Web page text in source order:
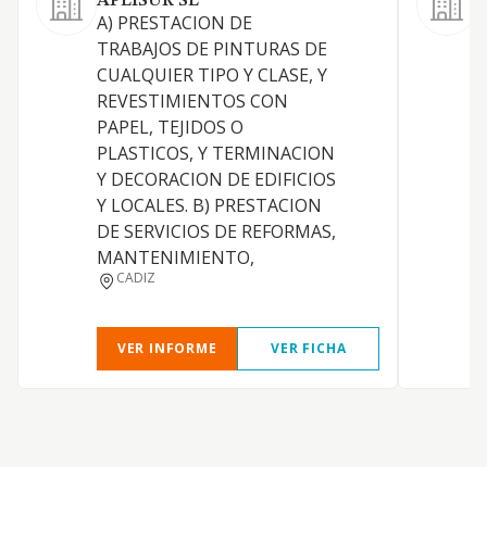
A) PRESTACION DE
TRABAJOS DE PINTURAS DE
CUALQUIER TIPO Y CLASE, Y
REVESTIMIENTOS CON
PAPEL, TEJIDOS O
PLASTICOS, Y TERMINACION
Y DECORACION DE EDIFICIOS
Y LOCALES. B) PRESTACION
DE SERVICIOS DE REFORMAS,
MANTENIMIENTO,
CADIZ
VER INFORME VER FICHA